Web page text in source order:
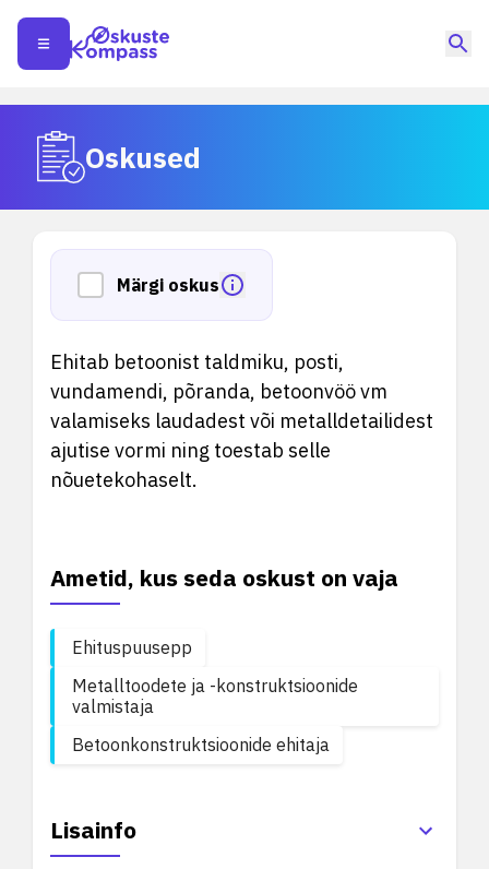
Oskused
Märgi oskus
Ehitab betoonist taldmiku, posti,
vundamendi, põranda, betoonvöö vm
valamiseks laudadest või metalldetailidest
ajutise vormi ning toestab selle
nõuetekohaselt.
Ametid, kus seda oskust on vaja
Ehituspuusepp
Metalltoodete ja -konstruktsioonide
valmistaja
Betoonkonstruktsioonide ehitaja
Lisainfo